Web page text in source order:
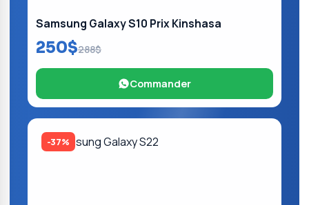
Samsung Galaxy S10 Prix Kinshasa
250$288$
Commander
-37%